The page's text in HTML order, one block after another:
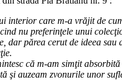
interior care m-a vrăjit de
nu preferinţele unui
dar părea cerut de ideea
că m-am simţit
auzeam zvonurile unor